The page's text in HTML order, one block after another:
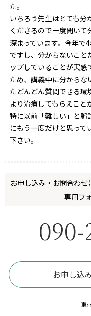
た。
いちろう先生はとても分
くださるので一度聞い
深まっています。今年で
ですし、分からないこ
ップしていることが実
ため、講義中に分からな
たどんどん質問できる環
より治療してもらえこと
特に以前「難しい」と脈
にもう一度だけと思って
下さい。
お申し込み・お問合わ
専用フ
090-
お申し込
東